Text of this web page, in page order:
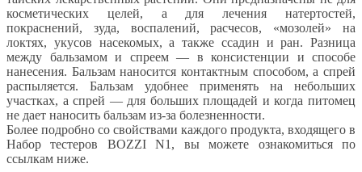
косметических целей, а для лечения натертостей,
покраснений, зуда, воспалений, расчесов, «мозолей» на
локтях, укусов насекомых, а также ссадин и ран. Разница
между бальзамом и спреем — в консистенции и способе
нанесения. Бальзам наносится контактным способом, а спрей
распыляется. Бальзам удобнее применять на небольших
участках, а спрей — для больших площадей и когда питомец
не дает наносить бальзам из-за болезненности.
Более подробно со свойствами каждого продукта, входящего в
Набор тестеров BOZZI N1, вы можете ознакомиться по
ссылкам ниже.